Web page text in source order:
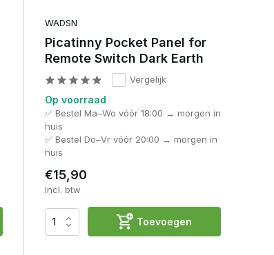
WADSN
Picatinny Pocket Panel for
Remote Switch Dark Earth
Vergelijk
Op voorraad
✅ Bestel Ma–Wo vóór 18:00 → morgen in
huis
✅ Bestel Do–Vr vóór 20:00 → morgen in
huis
€15,90
Incl. btw
Toevoegen